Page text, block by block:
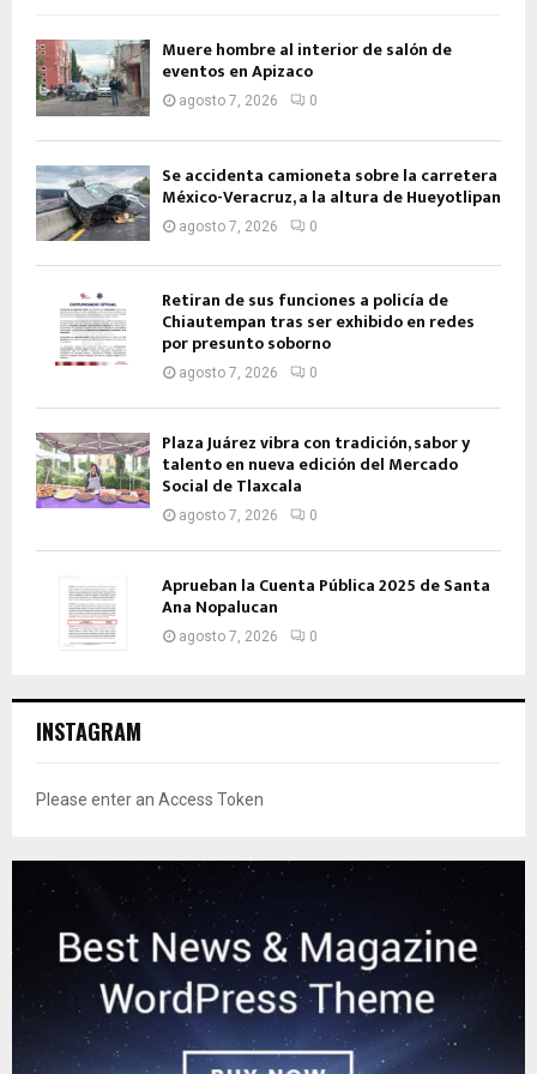
Muere hombre al interior de salón de
eventos en Apizaco
agosto 7, 2026 0
Se accidenta camioneta sobre la carretera
México-Veracruz, a la altura de Hueyotlipan
agosto 7, 2026 0
Retiran de sus funciones a policía de
Chiautempan tras ser exhibido en redes
por presunto soborno
agosto 7, 2026 0
Plaza Juárez vibra con tradición, sabor y
talento en nueva edición del Mercado
Social de Tlaxcala
agosto 7, 2026 0
Aprueban la Cuenta Pública 2025 de Santa
Ana Nopalucan
agosto 7, 2026 0
INSTAGRAM
Please enter an Access Token